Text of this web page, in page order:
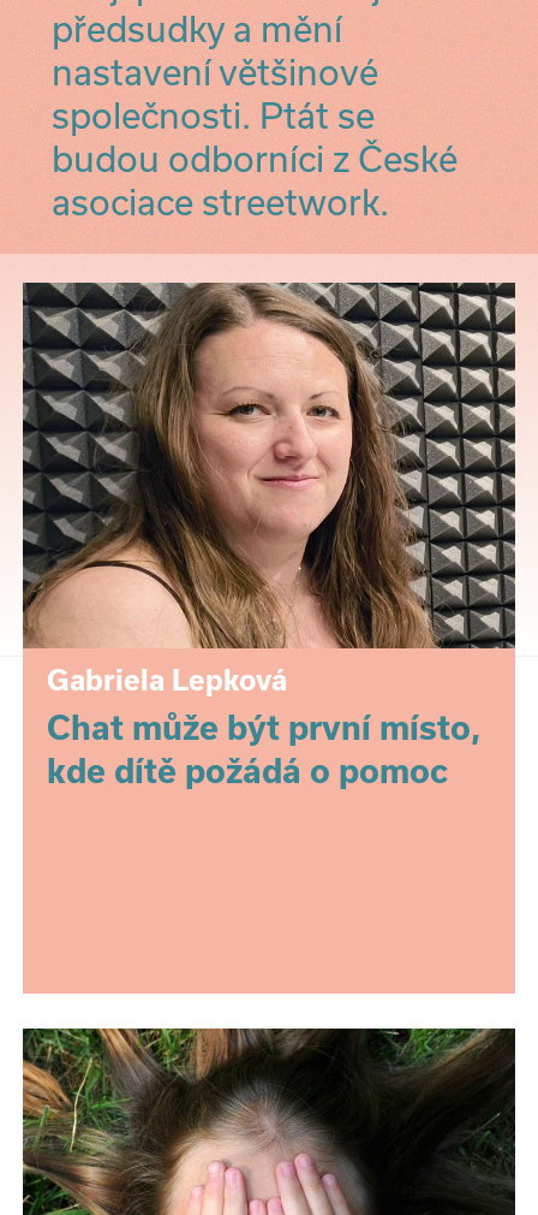
předsudky a mění
nastavení většinové
společnosti. Ptát se
budou odborníci z České
asociace streetwork.
Gabriela Lepková
Chat může být první místo,
kde dítě požádá o pomoc